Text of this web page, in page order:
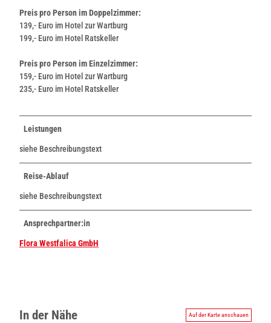
Preis pro Person im Doppelzimmer:
139,- Euro im Hotel zur Wartburg
199,- Euro im Hotel Ratskeller
Preis pro Person im Einzelzimmer:
159,- Euro im Hotel zur Wartburg
235,- Euro im Hotel Ratskeller
Leistungen
siehe Beschreibungstext
Reise-Ablauf
siehe Beschreibungstext
Ansprechpartner:in
Flora Westfalica GmbH
In der Nähe Auf der Karte anschauen